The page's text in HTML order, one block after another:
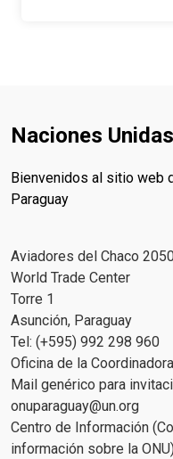
Naciones
Bienvenidos al sitio web
Paraguay
Aviadores del Chaco
World Trade Center
Torre 1
Asunción, Paraguay
Tel: (+595) 992 298 960
Oficina de la
Mail genérico para
onuparaguay@un.org
Centro de Información
información sobre la